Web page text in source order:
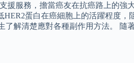
援服務，擔當癌友在抗癌路上的強
蛋白在癌細胞上的活躍程度，
解清楚應對各種副作用方法。 隨